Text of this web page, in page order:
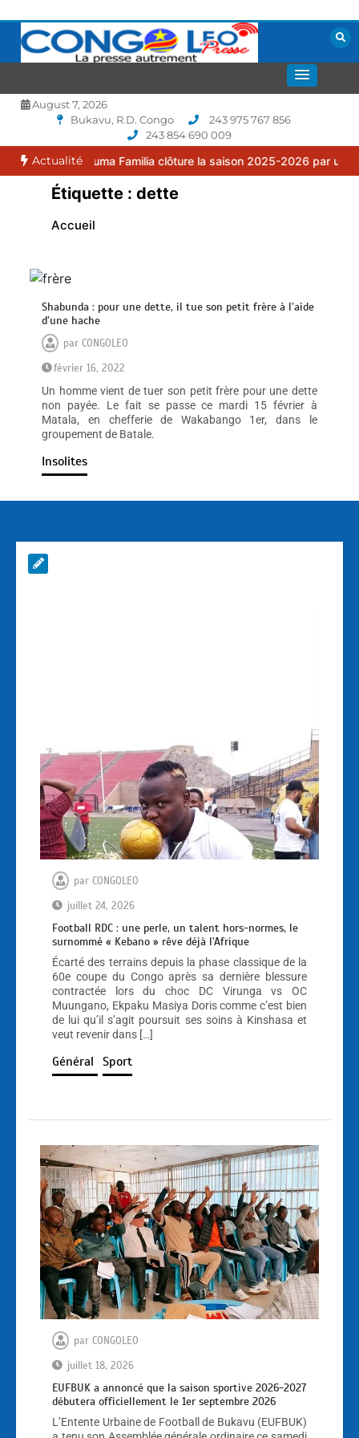
contenu
CONGOLEO
August 7, 2026
Bukavu, R.D. Congo
243 975 767 856
243 854 690 009
Actualité
: le FC Puma Familia clôture la saison 2025-2026 par une
Étiquette : dette
Accueil
Shabunda : pour une dette, il tue son petit frère à l’aide
d’une hache
parCONGOLEO
février 16, 2022
Un homme vient de tuer son petit frère pour une dette
non payée. Le fait se passe ce mardi 15 février à
Matala, en chefferie de Wakabango 1er, dans le
groupement de Batale.
Insolites
par CONGOLEO
juillet 24, 2026
Football RDC : une perle, un talent hors-normes, le
surnommé « Kebano » rêve déjà l’Afrique
Écarté des terrains depuis la phase classique de la
60e coupe du Congo après sa dernière blessure
contractée lors du choc DC Virunga vs OC
Muungano, Ekpaku Masiya Doris comme c’est bien
de lui qu’il s’agit poursuit ses soins à Kinshasa et
veut revenir dans […]
Général Sport
par CONGOLEO
juillet 18, 2026
EUFBUK a annoncé que la saison sportive 2026-2027
débutera officiellement le 1er septembre 2026
L’Entente Urbaine de Football de Bukavu (EUFBUK)